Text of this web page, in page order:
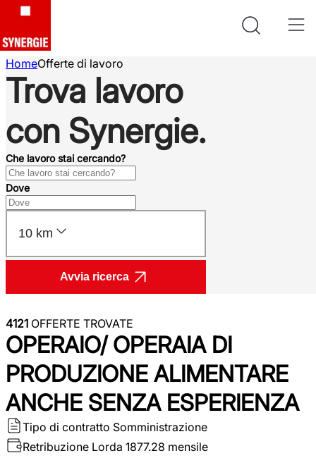
HomeOfferte di lavoro
Trova lavoro
con Synergie.
Che lavoro stai cercando?
Dove
10 km
Avvia ricerca
4121 OFFERTE TROVATE
OPERAIO/ OPERAIA DI
PRODUZIONE ALIMENTARE
ANCHE SENZA ESPERIENZA
Tipo di contratto Somministrazione
Retribuzione Lorda 1877.28 mensile